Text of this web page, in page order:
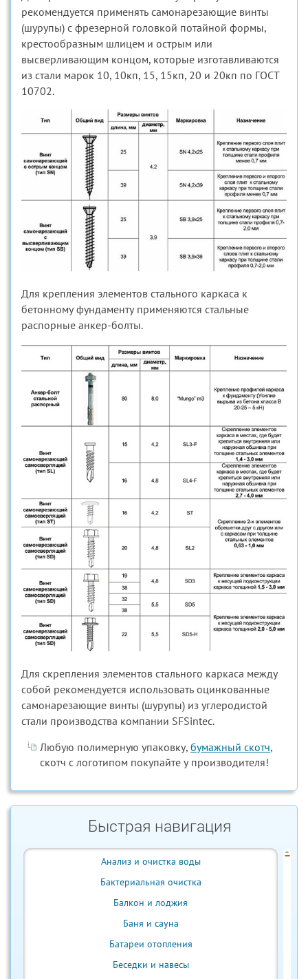
рекомендуется применять самонарезающие винты
(шурупы) с фрезерной головкой потайной формы,
крестообразным шлицем и острым или
высверливающим концом, которые изготавливаются
из стали марок 10, 10кп, 15, 15кп, 20 и 20кп по ГОСТ
10702.
Для крепления элементов стального каркаса к
бетонному фундаменту применяются стальные
распорные анкер-болты.
Для скрепления элементов стального каркаса между
собой рекомендуется использовать оцинкованные
самонарезающие винты (шурупы) из углеродистой
стали производства компании SFSintec.
Любую полимерную упаковку, бумажный скотч,
скотч с логотипом покупайте у производителя!
Быстрая навигация
Анализ и очистка воды
Бактериальная очистка
Балкон и лоджия
Баня и сауна
Батареи отопления
Беседки и навесы